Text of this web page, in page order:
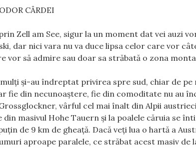
CÂRDEI
Zell am See, sigur la un moment dat vei auzi
dar nici vara nu va duce lipsa celor care vor
vor să admire sau doar sa străbată o zona
şi-au îndreptat privirea spre sud, chiar de
fie din necunoaştere, fie din comoditate nu au
vârful cel mai înalt din Alpii
din masivul Hohe Tauern şi la poalele căruia se
de 9 km de gheaţă. Dacă veţi lua o hartă a
aproape paralele, ce străbat acest masiv de